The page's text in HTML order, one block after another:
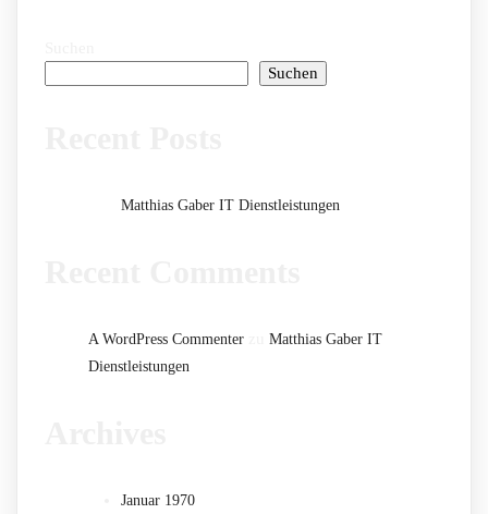
Suchen
Matthias Gaber IT Dienstleistungen
A WordPress Commenter
Matthias Gaber IT
Dienstleistungen
Januar 1970